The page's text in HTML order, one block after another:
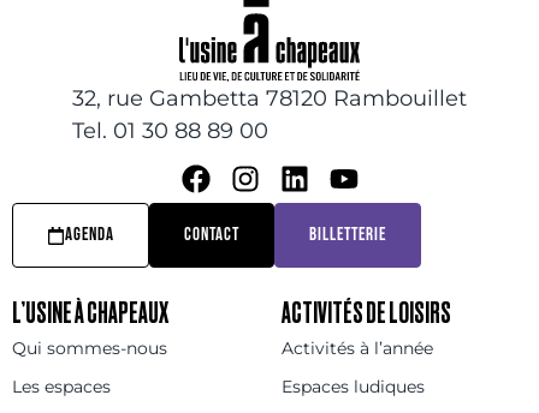
32, rue Gambetta 78120 Rambouillet
Tel. 01 30 88 89 00
AGENDA CONTACT BILLETTERIE
L’USINE À CHAPEAUX
Qui sommes-nous
Les espaces
ACTIVITÉS DE LOISIRS
Activités à l’année
Espaces ludiques